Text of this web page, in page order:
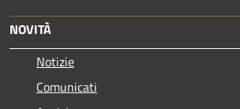
NOVITÀ
Notizie
Comunicati